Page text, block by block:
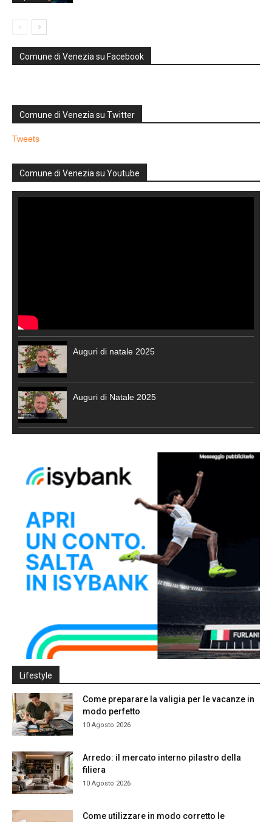
Comune di Venezia su Facebook
Comune di Venezia su Twitter
Tweets
Comune di Venezia su Youtube
Auguri di natale 2025
Auguri di Natale 2025
Lifestyle
Come preparare la valigia per le vacanze in
modo perfetto
10 Agosto 2026
Arredo: il mercato interno pilastro della
filiera
10 Agosto 2026
Come utilizzare in modo corretto le